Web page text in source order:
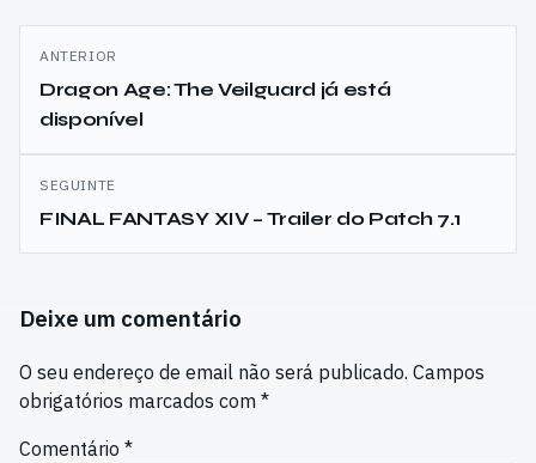
Navegação
de
artigos
ANTERIOR
Dragon Age: The Veilguard já está
disponível
SEGUINTE
FINAL FANTASY XIV – Trailer do Patch 7.1
Deixe um comentário
O seu endereço de email não será publicado. Campos
obrigatórios marcados com *
Comentário *